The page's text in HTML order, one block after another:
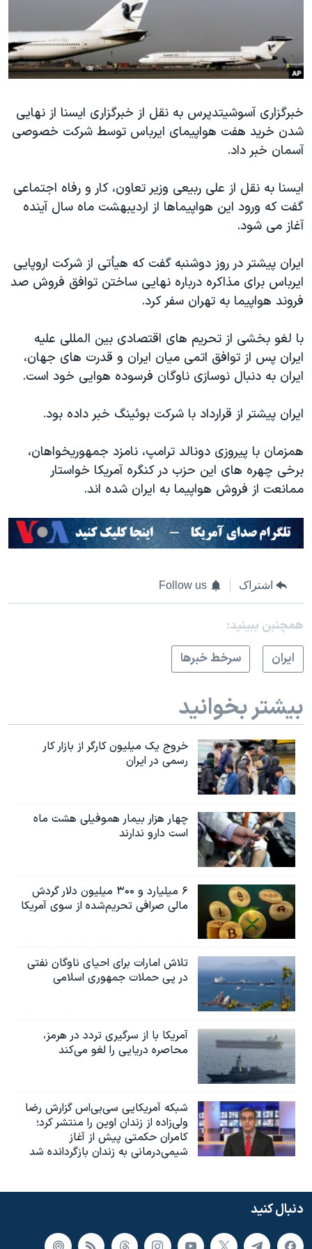
حقوق شهروندی
اقتصادی
اسرائیل در جنگ
گالری عکس
انتخابات ریاست جمهوری آمریکا ۲۰۲۴
حمله جمهوری اسلامی به اسرائیل
ورزش زنان در ایران
اعتراضات زن، زندگی، آزادی
تریبونال مردمی آبان ۹۸
دادگاه حمید نوری
قانون شفافیت دارائی کادر رهبری ایران
اعتراضات مردمی آبان ۹۸
نرگس محمدی برنده جایزه نوبل صلح
همایش محافظه‌کاران آمریکا «سی‌پک»
سفر پرزیدنت ترامپ به چین
زبانهای مختلف
خبرگزاری آسوشیتدپرس به نقل از خبرگزاری ایسنا از نهایی
شدن خرید هفت هواپیمای ایرباس توسط شرکت خصوصی
آسمان خبر داد.
ایسنا به نقل از علی ربیعی وزیر تعاون، کار و رفاه اجتماعی
گفت که ورود این هواپیماها از اردیبهشت ماه سال آینده
آغاز می شود.
ایران پیشتر در روز دوشنبه گفت که هیأتی از شرکت اروپایی
ایرباس برای مذاکره درباره نهایی ساختن توافق فروش صد
فروند هواپیما به تهران سفر کرد.
با لغو بخشی از تحریم های اقتصادی بین المللی علیه
ایران پس از توافق اتمی میان ایران و قدرت های جهان،
ایران به دنبال نوسازی ناوگان فرسوده هوایی خود است.
ایران پیشتر از قرارداد با شرکت بوئینگ خبر داده بود.
همزمان با پیروزی دونالد ترامپ، نامزد جمهوریخواهان،
برخی چهره های این حزب در کنگره آمریکا خواستار
ممانعت از فروش هواپیما به ایران شده اند.
اشتراک Follow us
همچنبن ببینید:
ايران
سرخط خبرها
بیشتر بخوانید
خروج یک میلیون کارگر از بازار کار
رسمی در ایران
چهار هزار بیمار هموفیلی هشت ماه
است دارو ندارند
۶ میلیارد و ۳۰۰ میلیون دلار گردش
مالی صرافی تحریم‌شده از سوی آمریکا
تلاش امارات برای احیای ناوگان نفتی
در پی حملات جمهوری اسلامی
آمریکا با از سرگیری تردد در هرمز،
محاصره دریایی را لغو می‌کند
شبکه آمریکایی سی‌بی‌‌اس گزارش رضا
ولی‌زاده از زندان اوین را منتشر کرد؛
کامران حکمتی پیش از آغاز
شیمی‌درمانی به زندان بازگردانده شد
دنبال کنید